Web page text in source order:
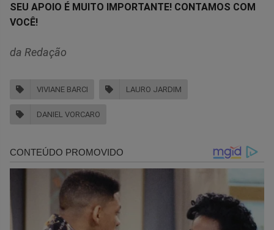
SEU APOIO É MUITO IMPORTANTE! CONTAMOS COM
VOCÊ!
da Redação
VIVIANE BARCI LAURO JARDIM
DANIEL VORCARO